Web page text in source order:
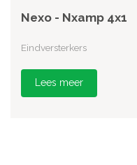
Nexo - Nxamp 4x1
Eindversterkers
Lees meer